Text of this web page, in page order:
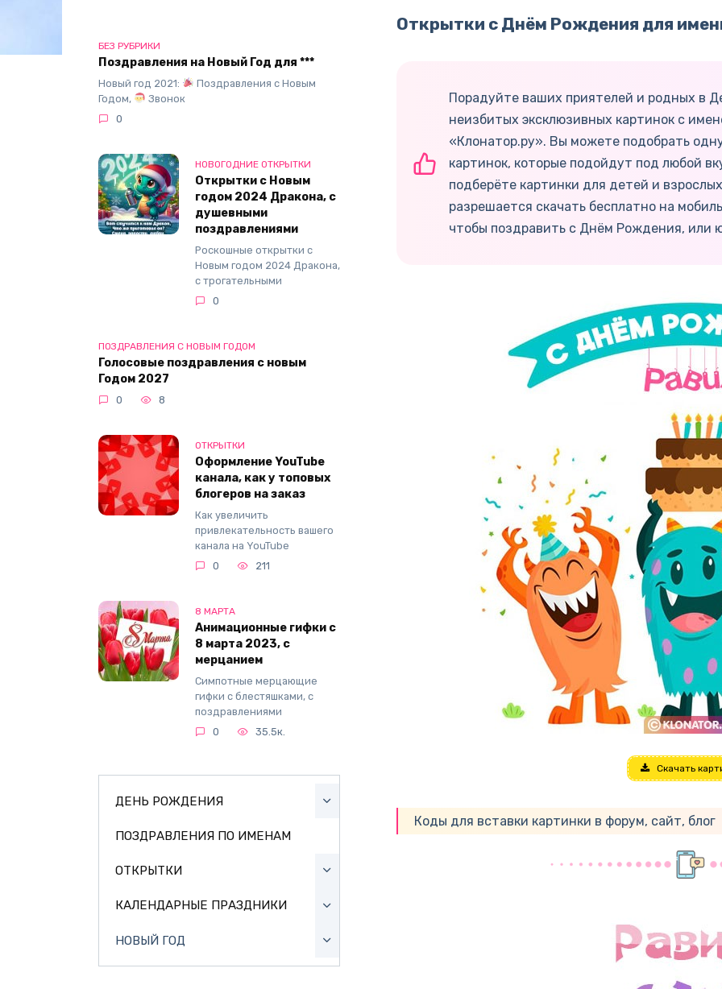
Открытки с Днём Рождения для
Порадуйте ваших приятелей и родных в
неизбитых эксклюзивных картинок с
«Клонатор.ру». Вы можете подобрать
картинок, которые подойдут под любой
подберёте картинки для детей и
разрешается скачать бесплатно на
чтобы поздравить с Днём Рождения, или
Скачать
Коды для вставки картинки в форум, сайт, блог
БЕЗ РУБРИКИ
Поздравления на Новый Год для ***
Новый год 2021:
Поздравления с Новым
Годом,
Звонок
0
НОВОГОДНИЕ ОТКРЫТКИ
Открытки с Новым
годом 2024 Дракона, с
душевными
поздравлениями
Роскошные открытки с
Новым годом 2024 Дракона,
с трогательными
0
ПОЗДРАВЛЕНИЯ С НОВЫМ ГОДОМ
Голосовые поздравления с новым
Годом 2027
0 8
ОТКРЫТКИ
Оформление YouTube
канала, как у топовых
блогеров на заказ
Как увеличить
привлекательность вашего
канала на YouTube
0
211
8 МАРТА
Анимационные гифки с
8 марта 2023, с
мерцанием
Симпотные мерцающие
гифки с блестяшками, с
поздравлениями
0
35.5к.
ДЕНЬ РОЖДЕНИЯ
ПОЗДРАВЛЕНИЯ ПО ИМЕНАМ
ОТКРЫТКИ
КАЛЕНДАРНЫЕ ПРАЗДНИКИ
НОВЫЙ ГОД